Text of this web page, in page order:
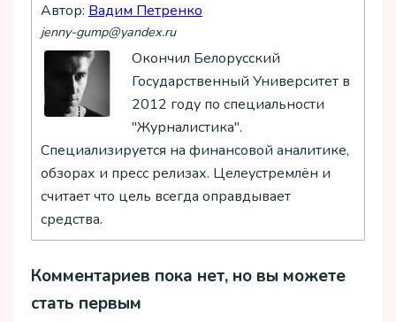
Автор: Вадим Петренко
jenny-gump@yandex.ru
Окончил Белорусский
Государственный Университет в
2012 году по специальности
"Журналистика".
Специализируется на финансовой аналитике,
обзорах и пресс релизах. Целеустремлён и
считает что цель всегда оправдывает
средства.
Комментариев пока нет, но вы можете
стать первым